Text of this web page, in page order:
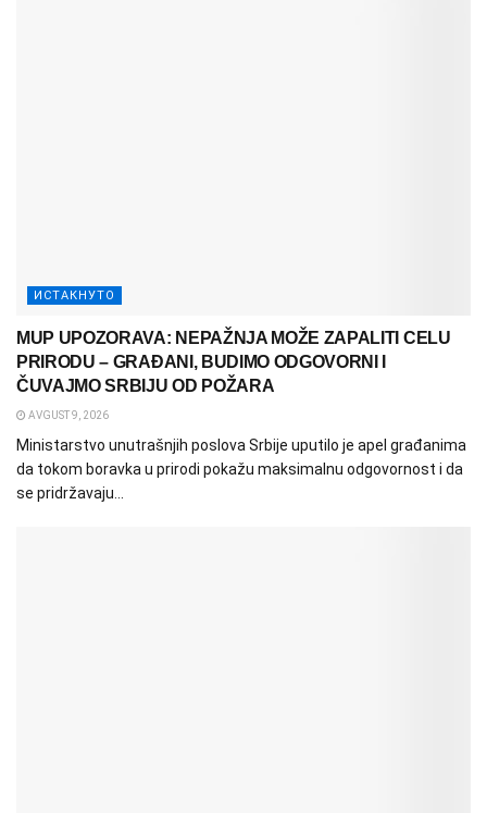
ИСТАКНУТО
MUP UPOZORAVA: NEPAŽNJA MOŽE ZAPALITI CELU
PRIRODU – GRAĐANI, BUDIMO ODGOVORNI I
ČUVAJMO SRBIJU OD POŽARA
AVGUST 9, 2026
Ministarstvo unutrašnjih poslova Srbije uputilo je apel građanima
da tokom boravka u prirodi pokažu maksimalnu odgovornost i da
se pridržavaju...